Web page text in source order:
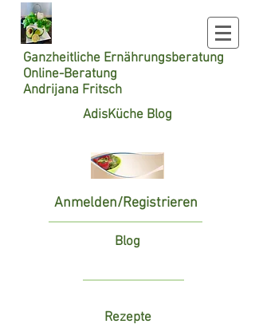
Ganzheitliche Ernährungsberatung
Online-Beratung
Andrijana Fritsch
AdisKüche Blog
Anmelden/Registrieren
Blog
Rezepte